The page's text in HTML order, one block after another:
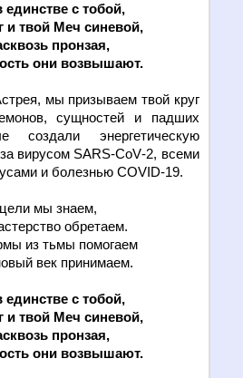
единcтве с тобой,
и твой Меч синевой,
пронзая,
они возвышают.
мы призываем твой круг
сущностей и падших
создали энергетическую
вирусом SARS-CoV-2, всеми
и болезньюCOVID-19.
мы знаем,
обретаем.
из тьмы помогаем
век принимаем.
единcтве с тобой,
и твой Меч синевой,
пронзая,
они возвышают.